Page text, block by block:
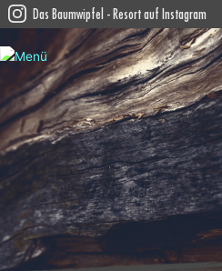
Das Baumwipfel - Resort auf Instagram